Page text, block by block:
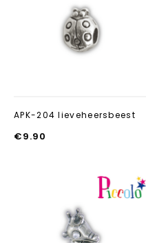
APK-204 lieveheersbeest
€9.90